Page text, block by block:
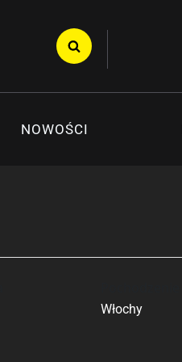
NOWOŚCI
Włochy